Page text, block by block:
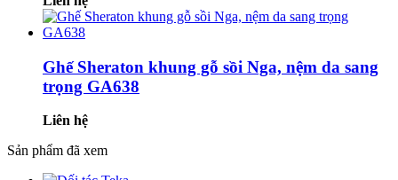
Ghế Sheraton khung gỗ sồi Nga, nệm da sang
trọng GA638
Liên hệ
Sản phẩm đã xem